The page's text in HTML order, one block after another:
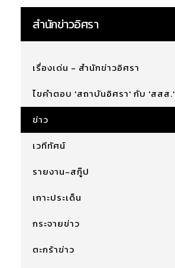
สำนักข่าวอิศรา
เรื่องเด่น - สำนักข่าวอิศรา
ไขคำตอบ 'สถาบันอิศรา' กับ 'สสส.'
ข่าว
เวทีทัศน์
รายงาน-สกู๊ป
เกาะประเด็น
กระจายข่าว
ตะกร้าข่าว